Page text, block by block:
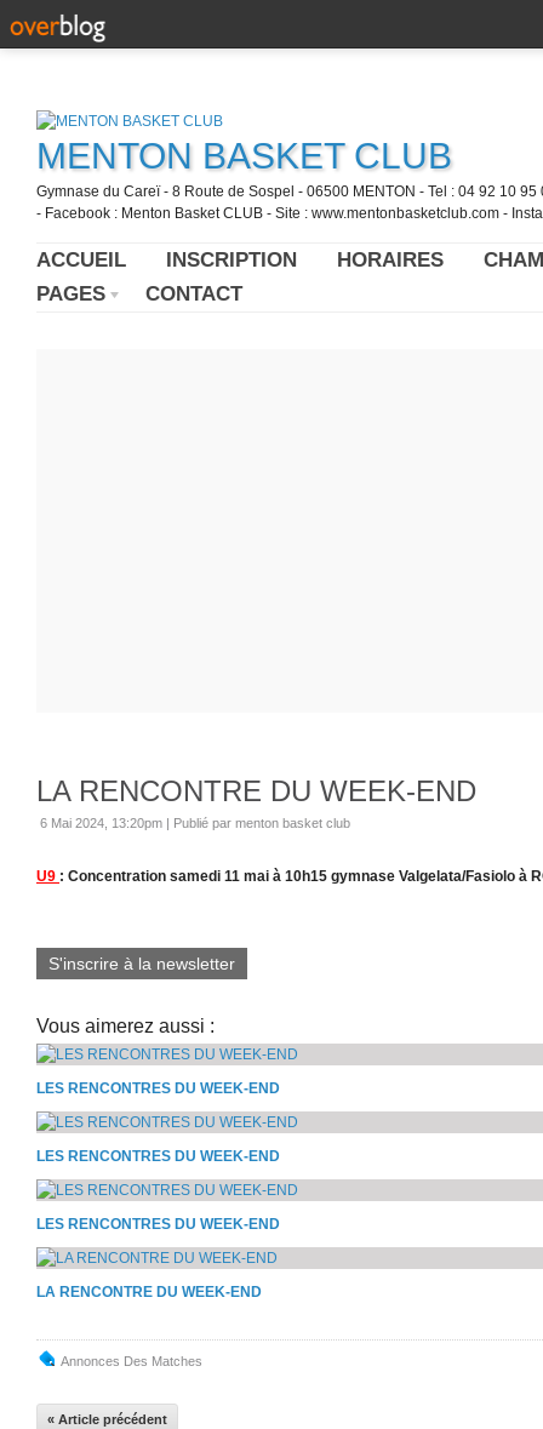
MENTON BASKET CLUB
Gymnase du Careï - 8 Route de Sospel - 06500 MENTON - Tel : 04 92 10
- Facebook : Menton Basket CLUB - Site : www.mentonbasketclub.com -
ACCUEIL INSCRIPTION HORAIRES
PAGES
CONTACT
LA RENCONTRE DU WEEK-END
6 Mai 2024, 13:20pm | Publié par menton basket club
U9 : Concentration samedi 11 mai à 10h15 gymnase Valgelata/Fasiolo à
S'inscrire à la newsletter
Vous aimerez aussi :
LES RENCONTRES DU WEEK-END
LES RENCONTRES DU WEEK-END
LES RENCONTRES DU WEEK-END
LA RENCONTRE DU WEEK-END
Annonces Des Matches
« Article précédent